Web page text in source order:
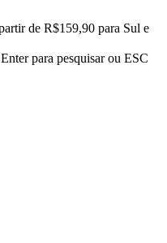
de R$159,90 para Sul e
para pesquisar ou ESC